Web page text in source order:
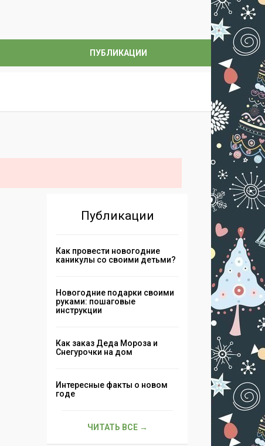
ПУБЛИКАЦИИ
Публикации
Как провести новогодние
каникулы со своими детьми?
Новогодние подарки своими
руками: пошаговые
инструкции
Как заказ Деда Мороза и
Снегурочки на дом
Интересные факты о новом
годе
ЧИТАТЬ ВСЕ →